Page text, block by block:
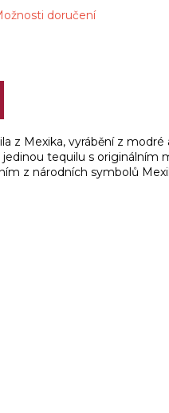
doručení
z Mexika, vyrábění z modré
jedinou tequilu s originálním
z národních symbolů